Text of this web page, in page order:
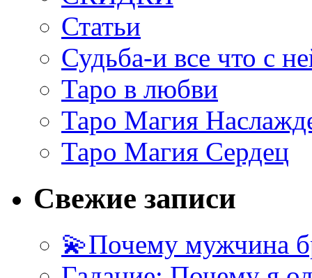
Статьи
Судьба-и все что с
Таро в любви
Таро Магия
Таро Магия Сердец
Свежие записи
💫Почему мужчина